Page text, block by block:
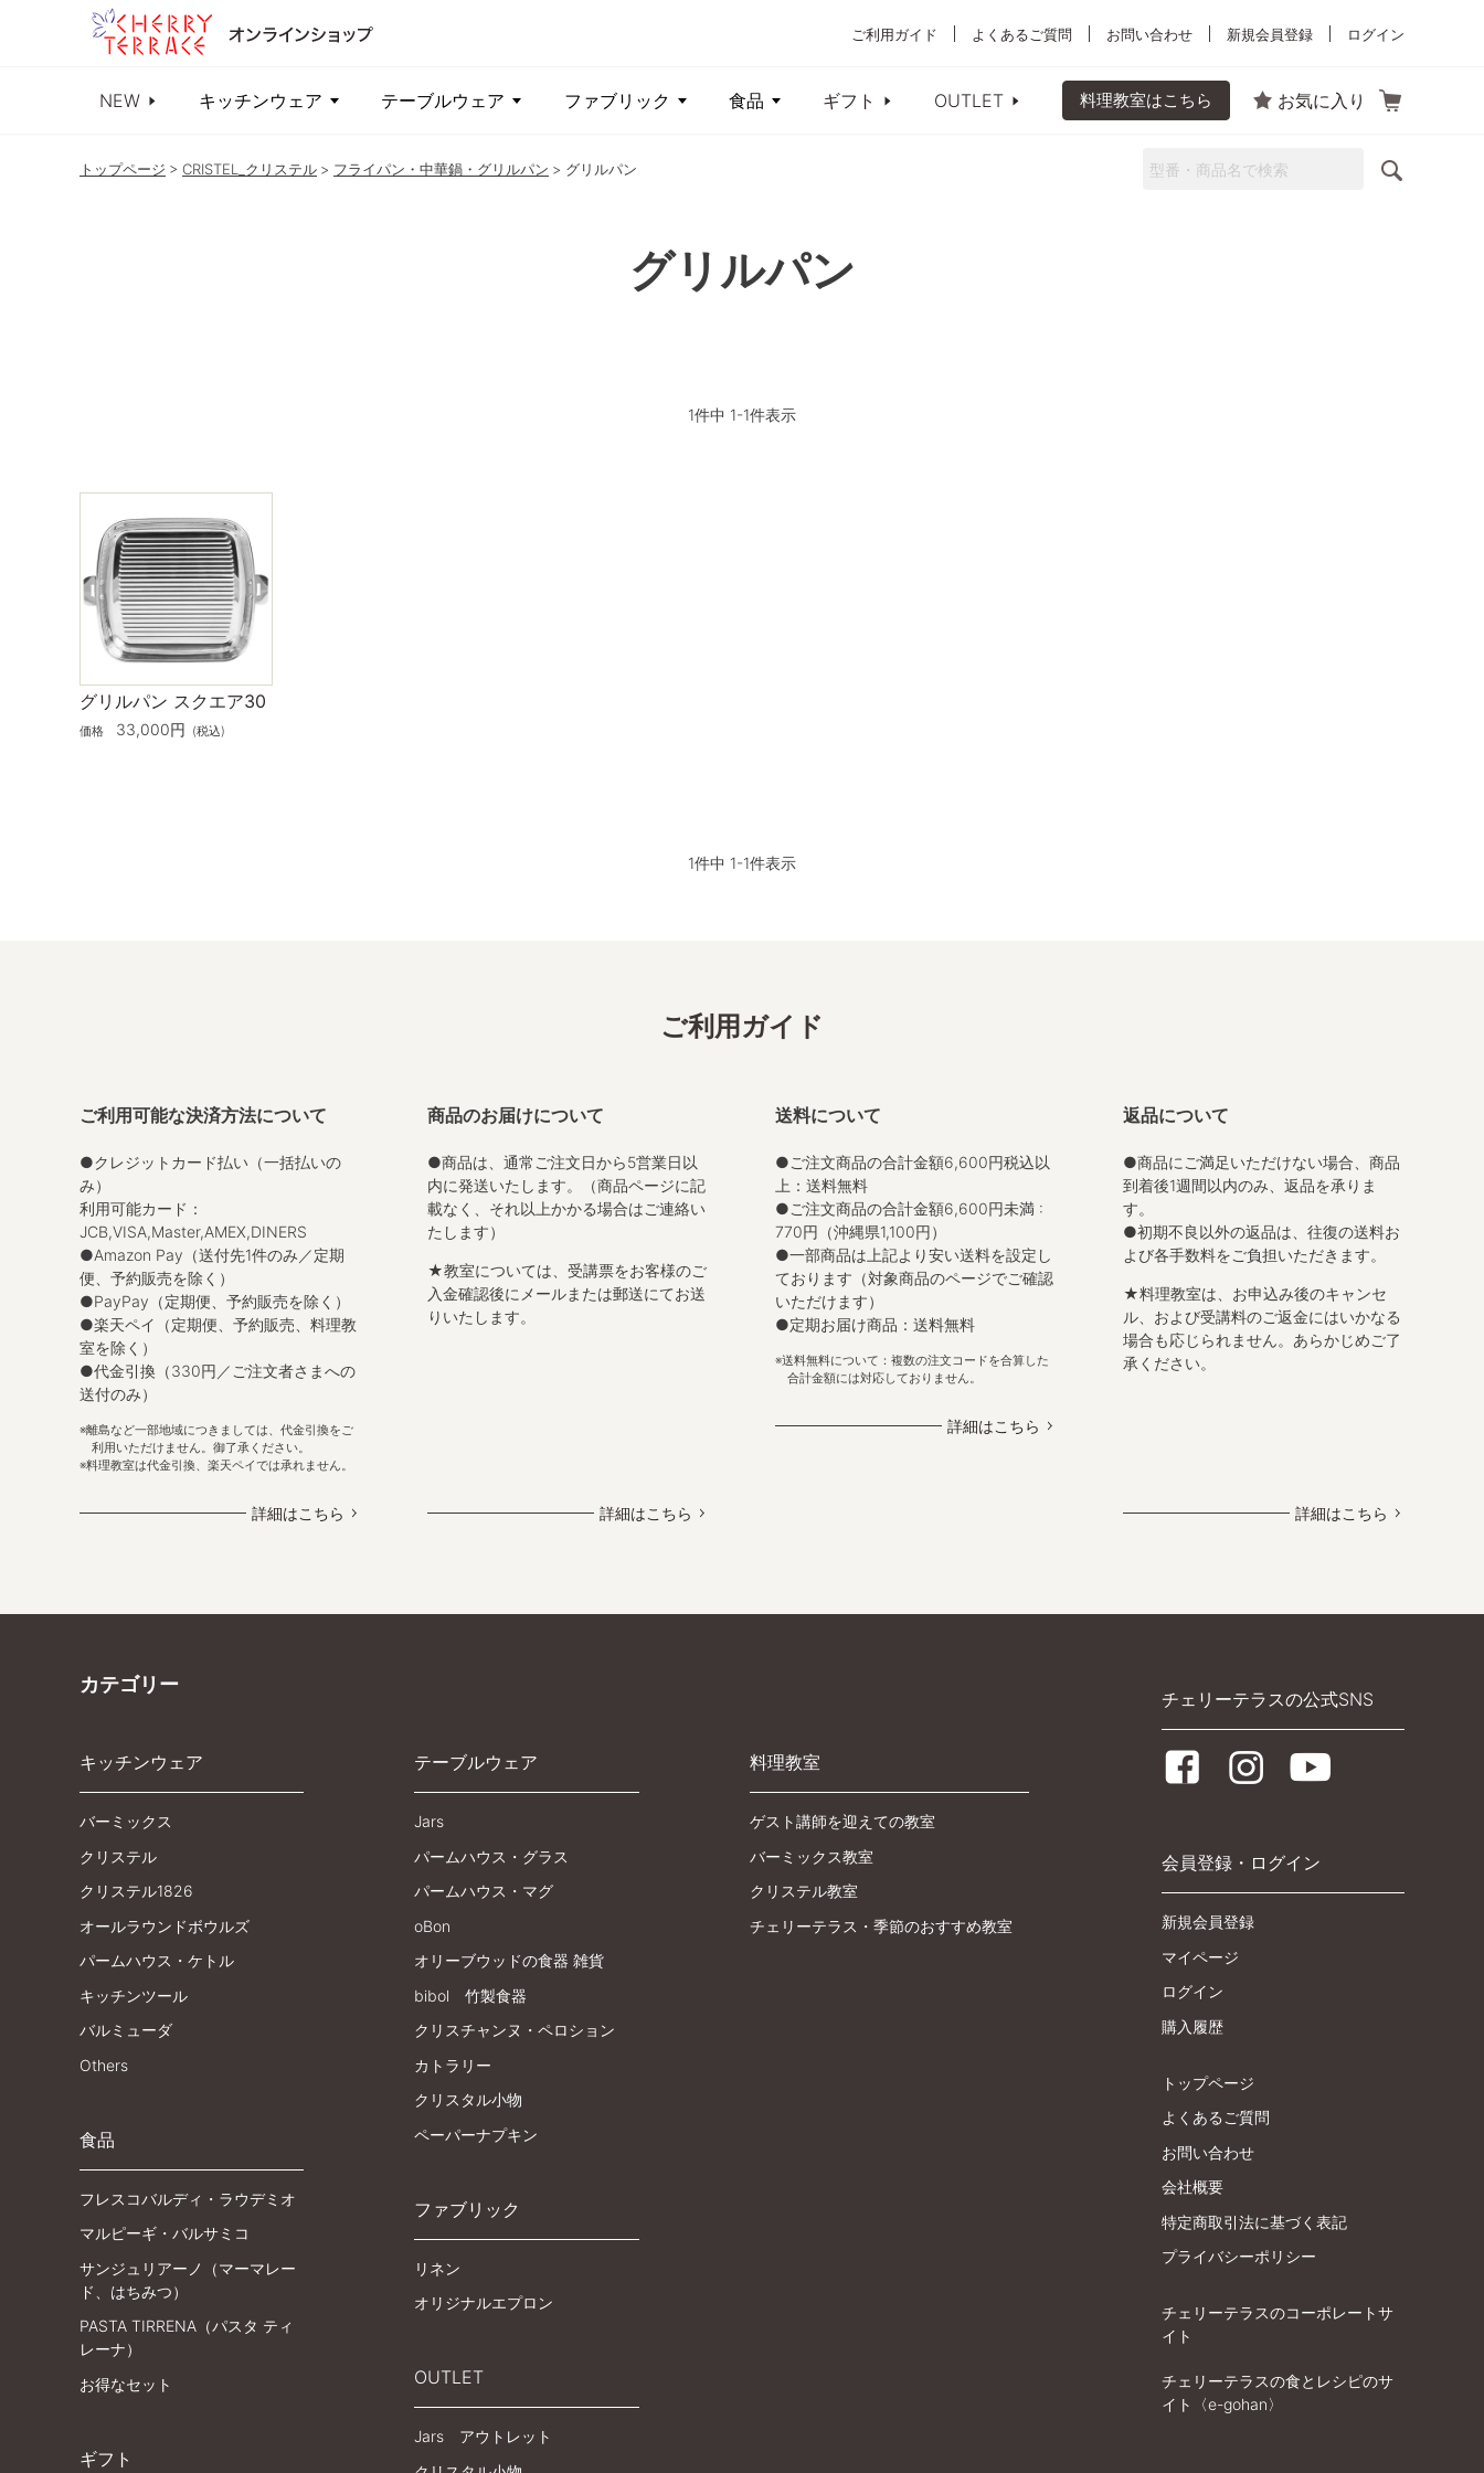
ご利用ガイド よくあるご質問 お問い合わせ 新規会員登録 ログイン
NEW キッチンウェア テーブルウェア ファブリック 食品 ギフト OUTLET 料理教室はこちら お気に入り
トップページ CRISTEL_クリステル フライパン・中華鍋・グリルパン グリルパン
グリルパン
1件中 1-1件表示
グリルパン スクエア30
価格 33,000 税込
1件中 1-1件表示
ご利用ガイド
ご利用可能な決済方法について
●クレジットカード払い（一括払いの
み）
利用可能カード：
JCB,VISA,Master,AMEX,DINERS
●Amazon Pay（送付先1件のみ／定期
便、予約販売を除く）
●PayPay（定期便、予約販売を除く）
●楽天ペイ（定期便、予約販売、料理教
室を除く）
●代金引換（330円／ご注文者さまへの
送付のみ）
離島など一部地域につきましては、代金引換をご
利用いただけません。御了承ください。
料理教室は代金引換、楽天ペイでは承れません。
詳細はこちら
商品のお届けについて
●商品は、通常ご注文日から5営業日以
内に発送いたします。（商品ページに記
載なく、それ以上かかる場合はご連絡い
たします）
★教室については、受講票をお客様のご
入金確認後にメールまたは郵送にてお送
りいたします。
詳細はこちら
送料について
●ご注文商品の合計金額6,600円税込以
上：送料無料
●ご注文商品の合計金額6,600円未満 :
770円（沖縄県1,100円）
●一部商品は上記より安い送料を設定し
ております（対象商品のページでご確認
いただけます）
●定期お届け商品：送料無料
送料無料について：複数の注文コードを合算した
合計金額には対応しておりません。
詳細はこちら
返品について
●商品にご満足いただけない場合、商品
到着後1週間以内のみ、返品を承りま
す。
●初期不良以外の返品は、往復の送料お
よび各手数料をご負担いただきます。
★料理教室は、お申込み後のキャンセ
ル、および受講料のご返金にはいかなる
場合も応じられません。あらかじめご了
承ください。
詳細はこちら
カテゴリー
キッチンウェア
バーミックス
クリステル
クリステル1826
オールラウンドボウルズ
パームハウス・ケトル
キッチンツール
バルミューダ
Others
食品
フレスコバルディ・ラウデミオ
マルピーギ・バルサミコ
サンジュリアーノ（マーマレー
ド、はちみつ）
PASTA TIRRENA（パスタ ティ
レーナ）
お得なセット
ギフト
テーブルウェア
Jars
パームハウス・グラス
パームハウス・マグ
oBon
オリーブウッドの食器 雑貨
bibol 竹製食器
クリスチャンヌ・ペロション
カトラリー
クリスタル小物
ペーパーナプキン
ファブリック
リネン
オリジナルエプロン
OUTLET
Jars アウトレット
料理教室
ゲスト講師を迎えての教室
バーミックス教室
クリステル教室
チェリーテラス・季節のおすすめ教室
チェリーテラスの公式SNS
会員登録・ログイン
新規会員登録
マイページ
ログイン
購入履歴
トップページ
よくあるご質問
お問い合わせ
会社概要
特定商取引法に基づく表記
プライバシーポリシー
チェリーテラスのコーポレートサ
イト
チェリーテラスの食とレシピのサ
イト〈e-gohan〉